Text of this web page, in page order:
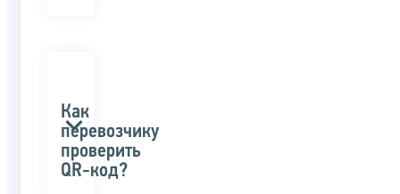
Как
перевозчику
проверить
QR-код?